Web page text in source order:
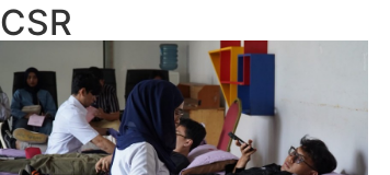
CSR